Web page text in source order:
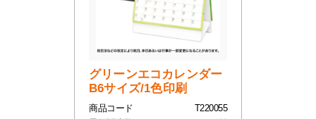
グリーンエコカレンダー
B6サイズ/1色印刷
商品コード
T220055